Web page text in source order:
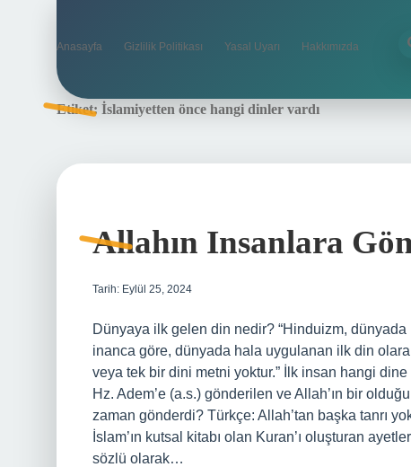
Anasayfa Gizlilik Politikası Yasal Uyarı Hakkımızda
Etiket: İslamiyetten önce hangi dinler vardı
Allahın Insanlara
Tarih: Eylül 25, 2024
Dünyaya ilk gelen din nedir? “Hinduizm,
inanca göre, dünyada hala uygulanan ilk din
veya tek bir dini metni yoktur.” İlk insan hangi
Hz. Adem’e (a.s.) gönderilen ve Allah’ın bir
zaman gönderdi? Türkçe: Allah’tan başka tanrı
İslam’ın kutsal kitabı olan Kuran’ı oluşturan
sözlü olarak…